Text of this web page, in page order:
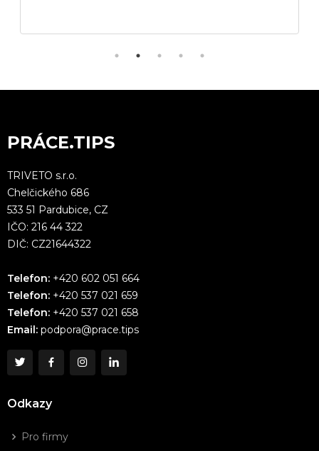
PRÁCE.TIPS
TRIVETO s.r.o.
Chelčického 686
533 51 Pardubice, CZ
IČO: 216 44 322
DIČ: CZ21644322
Telefon: +420 602 051 664
Telefon: +420 537 021 659
Telefon: +420 537 021 658
Email: podpora@prace.tips
Odkazy
Pro firmy